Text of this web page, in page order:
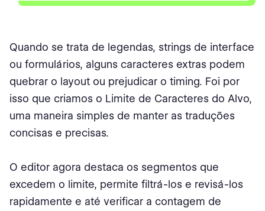
Quando se trata de legendas, strings de interface
ou formulários, alguns caracteres extras podem
quebrar o layout ou prejudicar o timing. Foi por
isso que criamos o Limite de Caracteres do Alvo,
uma maneira simples de manter as traduções
concisas e precisas.
O editor agora destaca os segmentos que
excedem o limite, permite filtrá-los e revisá-los
rapidamente e até verificar a contagem de